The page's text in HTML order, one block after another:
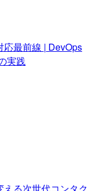
応最前線 | DevOps
実践